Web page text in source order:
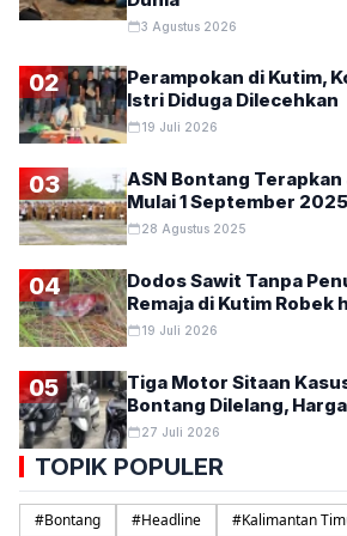
3 Agustus 2026
02
Perampokan di Kutim,
Istri Diduga Dilecehkan
19 Juli 2026
03
ASN Bontang Terapkan
Mulai 1 September
28 Agustus 2025
04
Dodos Sawit Tanpa
Remaja di Kutim Robek
19 Juli 2026
05
Tiga Motor Sitaan
Bontang Dilelang,
27 Juli 2026
TOPIK POPULER
#Bontang #Headline #Kalimantan